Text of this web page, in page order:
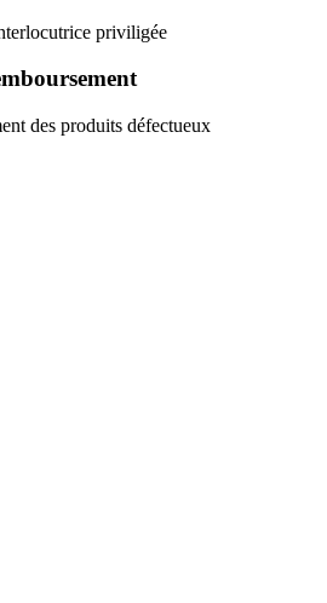
priviligée
des produits défectueux